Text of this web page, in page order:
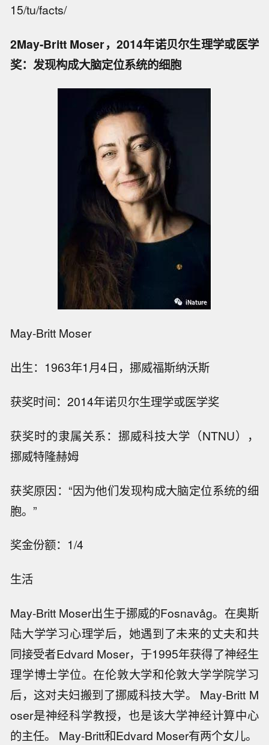
15/tu/facts/
2May-Britt Moser，2014年诺贝尔生理学或医学
奖：发现构成大脑定位系统的细胞
May-Britt Moser
出生：1963年1月4日，挪威福斯纳沃斯
获奖时间：2014年诺贝尔生理学或医学奖
获奖时的隶属关系：挪威科技大学（NTNU），
挪威特隆赫姆
获奖原因：“因为他们发现构成大脑定位系统的细
胞。”
奖金份额：1/4
生活
May-Britt Moser出生于挪威的Fosnavåg。在奥斯
陆大学学习心理学后，她遇到了未来的丈夫和共
同接受者Edvard Moser，于1995年获得了神经生
理学博士学位。在伦敦大学和伦敦大学学院学习
后，这对夫妇搬到了挪威科技大学。 May-Britt M
oser是神经科学教授，也是该大学神经计算中心
的主任。 May-Britt和Edvard Moser有两个女儿。